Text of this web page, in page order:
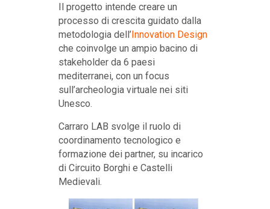
Il progetto intende creare un
processo di crescita guidato dalla
metodologia dell’Innovation Design
che coinvolge un ampio bacino di
stakeholder da 6 paesi
mediterranei, con un focus
sull’archeologia virtuale nei siti
Unesco.
Carraro LAB svolge il ruolo di
coordinamento tecnologico e
formazione dei partner, su incarico
di Circuito Borghi e Castelli
Medievali.